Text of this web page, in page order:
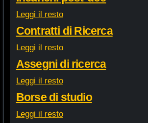
Leggi il resto
Contratti di Ricerca
Leggi il resto
Assegni di ricerca
Leggi il resto
Borse di studio
Leggi il resto